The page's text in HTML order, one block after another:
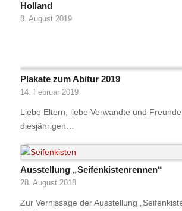
Holland
8. August 2019
Plakate zum Abitur 2019
14. Februar 2019
Liebe Eltern, liebe Verwandte und
diesjährigen…
Ausstellung „Seifenkistenrennen“
28. August 2018
Zur Vernissage der Ausstellung